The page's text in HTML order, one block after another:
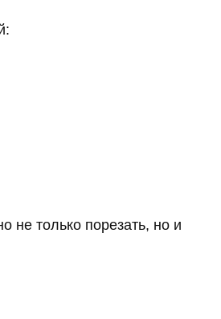
не только порезать, но и